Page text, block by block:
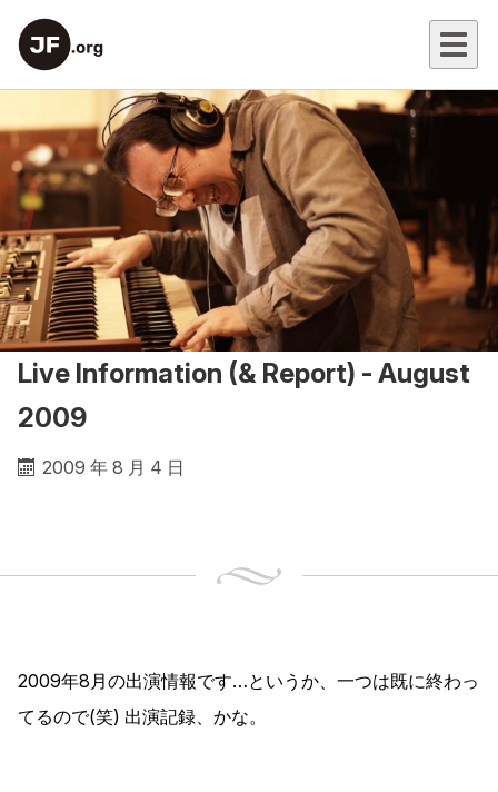
Live Information (& Report) - August
2009
2009 年 8 月 4 日
2009年8月の出演情報です…というか、一つは既に終わっ
てるので(笑) 出演記録、かな。